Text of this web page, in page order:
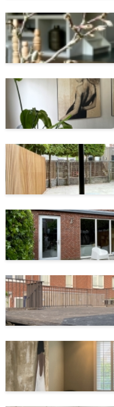
Niet geschikt voor studenten
Huisdieren in overleg
Voldoende